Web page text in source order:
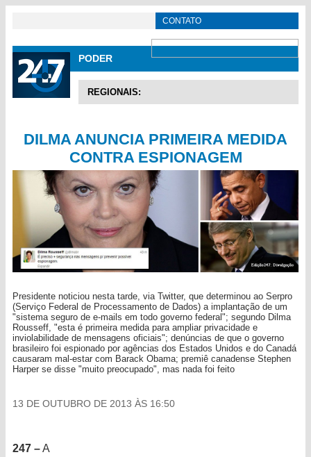
CONTATO
PODER
REGIONAIS:
DILMA ANUNCIA PRIMEIRA MEDIDA
CONTRA ESPIONAGEM
Presidente noticiou nesta tarde, via Twitter, que determinou ao Serpro
(Serviço Federal de Processamento de Dados) a implantação de um
"sistema seguro de e-mails em todo governo federal"; segundo Dilma
Rousseff, "esta é primeira medida para ampliar privacidade e
inviolabilidade de mensagens oficiais"; denúncias de que o governo
brasileiro foi espionado por agências dos Estados Unidos e do Canadá
causaram mal-estar com Barack Obama; premiê canadense Stephen
Harper se disse "muito preocupado", mas nada foi feito
13 DE OUTUBRO DE 2013 ÀS 16:50
247 –A